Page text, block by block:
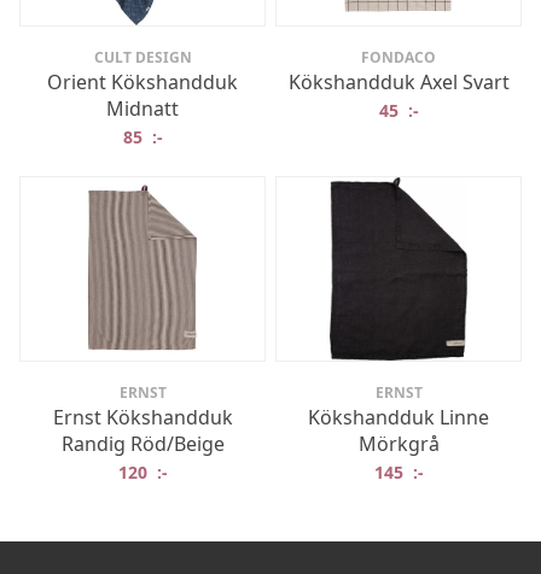
CULT DESIGN
Orient Kökshandduk
Midnatt
85 :-
FONDACO
Kökshandduk Axel Svart
45 :-
ERNST
Ernst Kökshandduk
Randig Röd/Beige
120 :-
ERNST
Kökshandduk Linne
Mörkgrå
145 :-